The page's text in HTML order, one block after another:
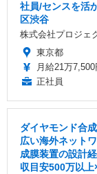
社員/センスを活
区渋谷
株式会社プロジェ
東京都
月給21万
正社員
ダイヤモンド合
広い海外ネット
成膜装置の設計
収目安500万以